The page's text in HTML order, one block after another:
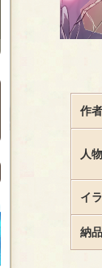
作者
人物
イ
納